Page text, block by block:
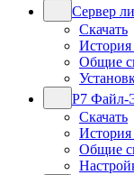
Сервер
Скачать
Общие
Р7 Файл-
Скачать
Общие